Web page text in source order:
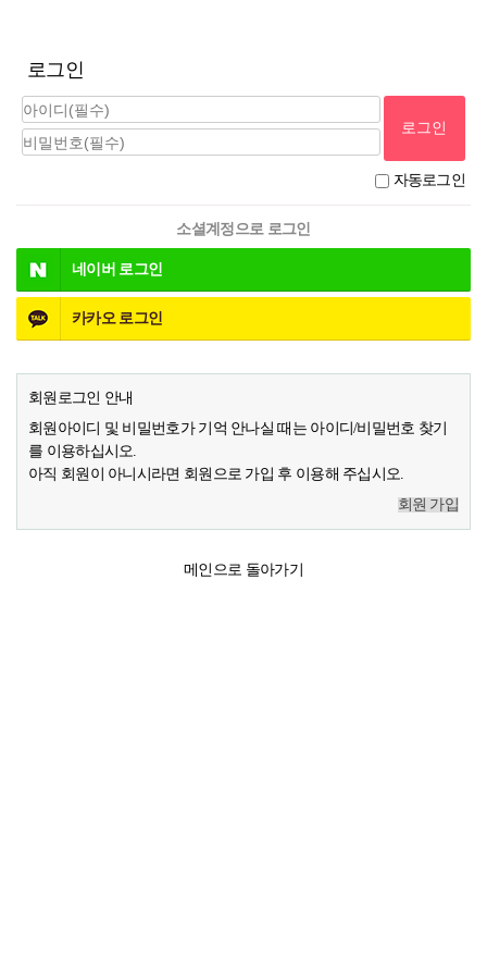
로그인
자동로그인
소셜계정으로 로그인
네이버 로그인
카카오로그인
회원로그인 안내
회원아이디 및 비밀번호가 기억 안나실 때는 아이디/비밀번호 찾기
를 이용하십시오.
아직 회원이 아니시라면 회원으로 가입 후 이용해 주십시오.
회원 가입
메인으로 돌아가기